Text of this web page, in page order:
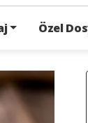
Özel